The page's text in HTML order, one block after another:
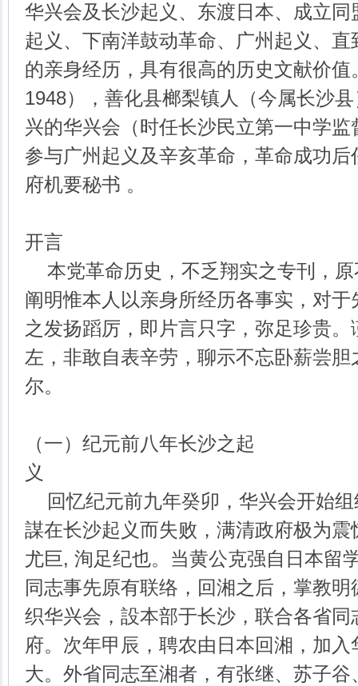
华兴会及长沙起义、东渡日本、成立
起义、下南洋鼓动革命、广州起义、
的亲身经历，具有很高的历史文献价
1948），善化县榔梨镇人（今属长沙
兴的华兴会（时任长沙民立第一中学
参与广州起义及辛亥革命，革命成功
府机要秘书 。
开言
本党革命历史，不乏翔实之专刊，原
阐明惟本人以亲身所经历各事实，对
之发扬蹈厉，即片言只字，弥足珍贵
左，非敢自表辛劳，聊示不忘卧薪尝胆
尔
（一）纪元前八年长沙之起
回忆纪元前九年癸卯，华兴会开始组
謀在长沙起义而失败，满清政府极为
尤巨, 洵足纪也。当黄公克强自日本留
同志事先原有联络，回湘之后，掌教
织华兴会，設本部于长沙，联合各省
府。次年甲辰，聘农由日本回湘，加
大。外省同志至湘者，有张继、苏子